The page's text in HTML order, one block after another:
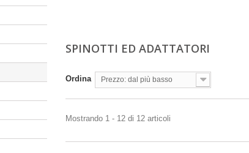
SPINOTTI ED ADATTATORI
Ordina Prezzo: dal più basso
Mostrando 1 - 12 di 12 articoli